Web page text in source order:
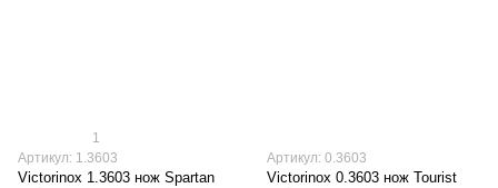
1
Артикул: 1.3603
Victorinox 1.3603 нож Spartan
Артикул: 0.3603
Victorinox 0.3603 нож Tourist